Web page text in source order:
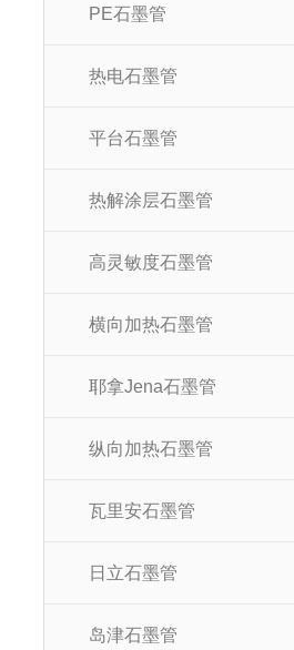
PE石墨管
热电石墨管
平台石墨管
热解涂层石墨管
高灵敏度石墨管
横向加热石墨管
耶拿Jena石墨管
纵向加热石墨管
瓦里安石墨管
日立石墨管
岛津石墨管